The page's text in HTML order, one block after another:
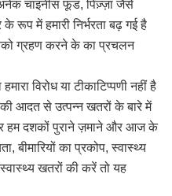
चाइनीस फूड, पिज़्ज़ा जैसे
में हमारी निर्भरता बढ़ गई है
ग्रहण करने के का प्रचलन
विरोध या टीकाटिप्पणी नहीं है
की आदत से उत्पन्न खतरों के बारे में
हम दशकों पुराने ज़माने और आज के
बीमारियों का प्रकोप, स्वास्थ्य
खतरों की करें तो यह